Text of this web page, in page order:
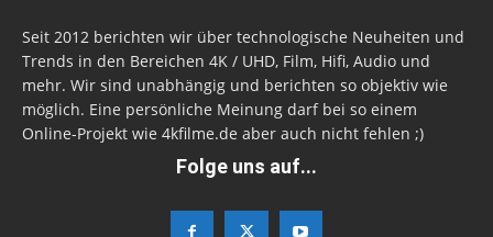
Seit 2012 berichten wir über technologische Neuheiten und
Trends in den Bereichen 4K / UHD, Film, Hifi, Audio und
mehr. Wir sind unabhängig und berichten so objektiv wie
möglich. Eine persönliche Meinung darf bei so einem
Online-Projekt wie 4kfilme.de aber auch nicht fehlen ;)
Folge uns auf...